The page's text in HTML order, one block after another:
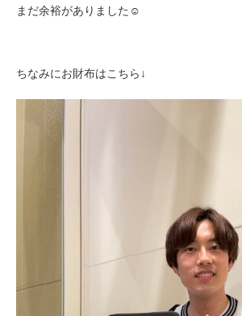
まだ余裕がありました☺︎
ちなみにお財布はこちら↓